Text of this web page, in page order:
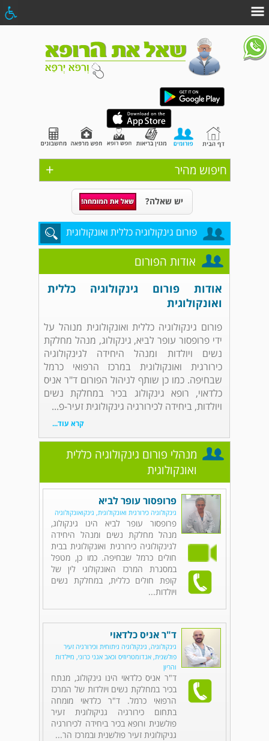
+ חיפוש מהיר
יש שאלה?
פורום גינקולוגיה כללית ואונקולוגית
אודות הפורום
אודות פורום גינקולוגיה כללית
ואונקולוגית
פורום גינקולוגיה כללית ואונקולוגית מנוהל על
ידי פרופסור עופר לביא, גינקולוג, מנהל מחלקת
נשים ויולדות ומנהל היחידה לגינקולוגיה
כירורגית ואונקולוגית במרכז הרפואי כרמל
שבחיפה. כמו כן שותף לניהול הפורום ד"ר אניס
כלדאוי, רופא גינקולוג בכיר במחלקת נשים
ויולדות, ביחידה לכירורגיה גינקולוגית זעיר-פ...
קרא עוד...
מנהלי פורום גינקולוגיה כללית
ואונקולוגית
פרופסור עופר לביא
גינקולוגיה כירורגית ואונקולוגית, גינקואונקולוגיה
פרופסור עופר לביא הינו גינקולוג,
מנהל מחלקת נשים ומנהל היחידה
לגינקולוגיה כירורגית ואונקולוגית בבית
חולים כרמל שבחיפה. כמו כן, מטפל
במסגרת המרכז האונקולוגי לין של
קופת חולים כללית, במחלקת נשים
ויולדות...
ד"ר אניס כלדאוי
גינקולוגיה, גינקולוגיה ניתוחית וכירורגיה זעיר
פולשנית, אנדומטריוזיס וכאב אגני כרוני, מיילדות
והריון
ד"ר אניס כלדאוי הינו גינקולוג, מנתח
בכיר במחלקת נשים ויולדות של המרכז
הרפואי כרמל. ד"ר כלדאוי מומחה
בתחום כירורגיה גניקולוגית זעיר
פולשנית ורופא בכיר ביחידה לכירורגיה
גניקולוגית זעיר פולשנית ובמרכז הר...